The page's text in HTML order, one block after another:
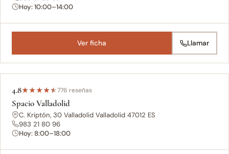
Hoy: 10:00–14:00
Ver ficha Llamar
4.8★★★★★776 reseñas
Spacio Valladolid
C. Kriptón, 30 Valladolid Valladolid 47012 ES
983 21 80 96
Hoy: 8:00–18:00